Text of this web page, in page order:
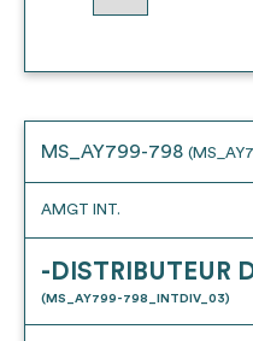
MS_AY799-798
AMGT INT.
-DISTRIBUTEUR
(MS_AY799-798_INTDIV_03)